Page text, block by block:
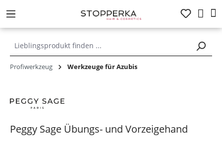
springen
Profiwerkzeug Werkzeuge für Azubis
Peggy Sage Übungs- und Vorzeigehand